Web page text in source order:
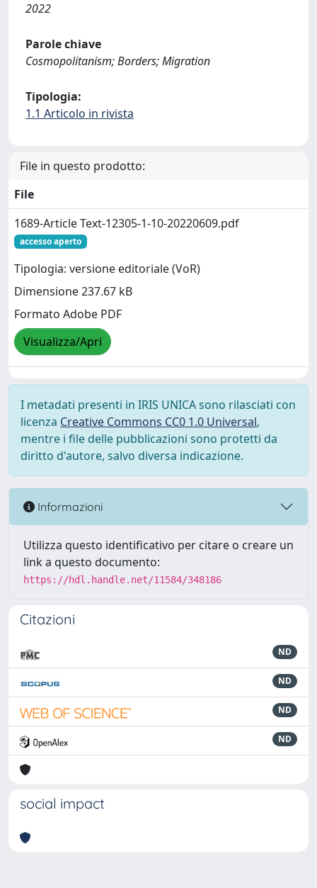
2022
Parole chiave
Cosmopolitanism; Borders; Migration
Tipologia:
1.1 Articolo in rivista
File in questo prodotto:
File
1689-Article Text-12305-1-10-20220609.pdf
accesso aperto
Tipologia: versione editoriale (VoR)
Dimensione 237.67 kB
Formato Adobe PDF
Visualizza/Apri
I metadati presenti in IRIS UNICA sono rilasciati con
licenza Creative Commons CC0 1.0 Universal,
mentre i file delle pubblicazioni sono protetti da
diritto d'autore, salvo diversa indicazione.
Informazioni
Utilizza questo identificativo per citare o creare un
link a questo documento:
https://hdl.handle.net/11584/348186
Citazioni
ND
ND
ND
ND
social impact